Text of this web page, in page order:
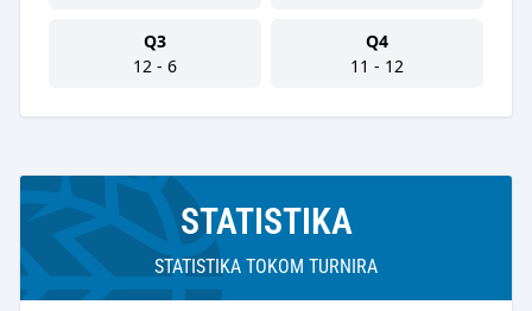
Q3
12 - 6
Q4
11 - 12
STATISTIKA
STATISTIKA TOKOM TURNIRA